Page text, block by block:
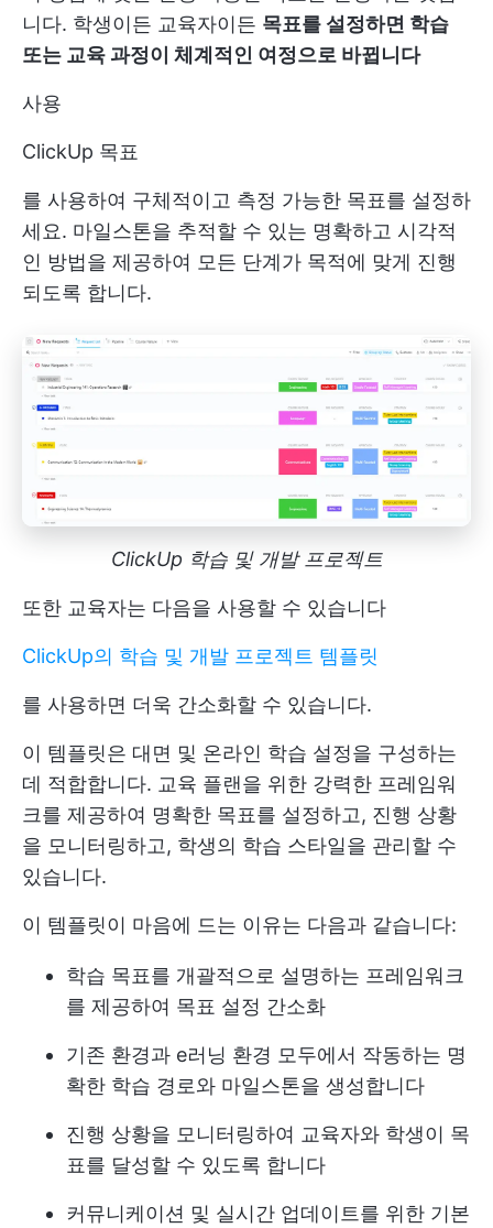
니다. 학생이든 교육자이든 목표를 설정하면 학습
또는 교육 과정이 체계적인 여정으로 바뀝니다
사용
ClickUp 목표
를 사용하여 구체적이고 측정 가능한 목표를 설정하
세요. 마일스톤을 추적할 수 있는 명확하고 시각적
인 방법을 제공하여 모든 단계가 목적에 맞게 진행
되도록 합니다.
ClickUp 학습 및 개발 프로젝트
또한 교육자는 다음을 사용할 수 있습니다
ClickUp의 학습 및 개발 프로젝트 템플릿
를 사용하면 더욱 간소화할 수 있습니다.
이 템플릿은 대면 및 온라인 학습 설정을 구성하는
데 적합합니다. 교육 플랜을 위한 강력한 프레임워
크를 제공하여 명확한 목표를 설정하고, 진행 상황
을 모니터링하고, 학생의 학습 스타일을 관리할 수
있습니다.
이 템플릿이 마음에 드는 이유는 다음과 같습니다:
학습 목표를 개괄적으로 설명하는 프레임워크
를 제공하여 목표 설정 간소화
기존 환경과 e러닝 환경 모두에서 작동하는 명
확한 학습 경로와 마일스톤을 생성합니다
진행 상황을 모니터링하여 교육자와 학생이 목
표를 달성할 수 있도록 합니다
커뮤니케이션 및 실시간 업데이트를 위한 기본